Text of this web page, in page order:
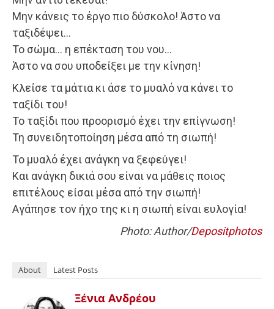
Μην κάνεις το έργο πιο δύσκολο! Άστο να
ταξιδέψει…
Το σώμα… η επέκταση του νου…
Άστο να σου υποδείξει με την κίνηση!
Κλείσε τα μάτια κι άσε το μυαλό να κάνει το
ταξίδι του!
Το ταξίδι που προορισμό έχει την επίγνωση!
Τη συνειδητοποίηση μέσα από τη σιωπή!
Το μυαλό έχει ανάγκη να ξεφεύγει!
Και ανάγκη δικιά σου είναι να μάθεις ποιος
επιτέλους είσαι μέσα από την σιωπή!
Αγάπησε τον ήχο της κι η σιωπή είναι ευλογία!
Photo: Author/Depositphotos
About Latest Posts
Ξένια Ανδρέου